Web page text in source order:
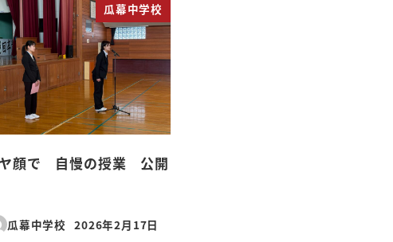
瓜幕中学校
顔で 自慢の授業 公開
瓜幕中学校
投稿日
2026年2月17日